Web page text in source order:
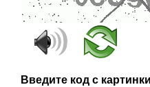
Введите код с